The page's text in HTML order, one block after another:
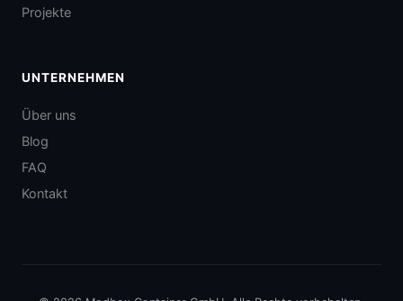
Projekte
UNTERNEHMEN
Über uns
Blog
FAQ
Kontakt